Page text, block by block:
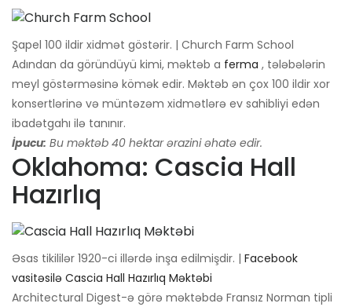
Şapel 100 ildir xidmət göstərir. | Church Farm School
Adından da göründüyü kimi, məktəb a ferma , tələbələrin
meyl göstərməsinə kömək edir. Məktəb ən çox 100 ildir xor
konsertlərinə və müntəzəm xidmətlərə ev sahibliyi edən
ibadətgahı ilə tanınır.
İpucu: Bu məktəb 40 hektar ərazini əhatə edir.
Oklahoma: Cascia Hall
Hazırlıq
Əsas tikililər 1920-ci illərdə inşa edilmişdir. | Facebook
vasitəsilə Cascia Hall Hazırlıq Məktəbi
Architectural Digest-ə görə məktəbdə Fransız Norman tipli